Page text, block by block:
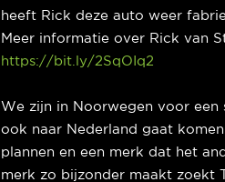
heeft Rick deze auto weer
Meer informatie over Rick van
https://bit.ly/2SqOIq2
We zijn in Noorwegen voor een
ook naar Nederland gaat
plannen en een merk dat het
merk zo bijzonder maakt zoekt